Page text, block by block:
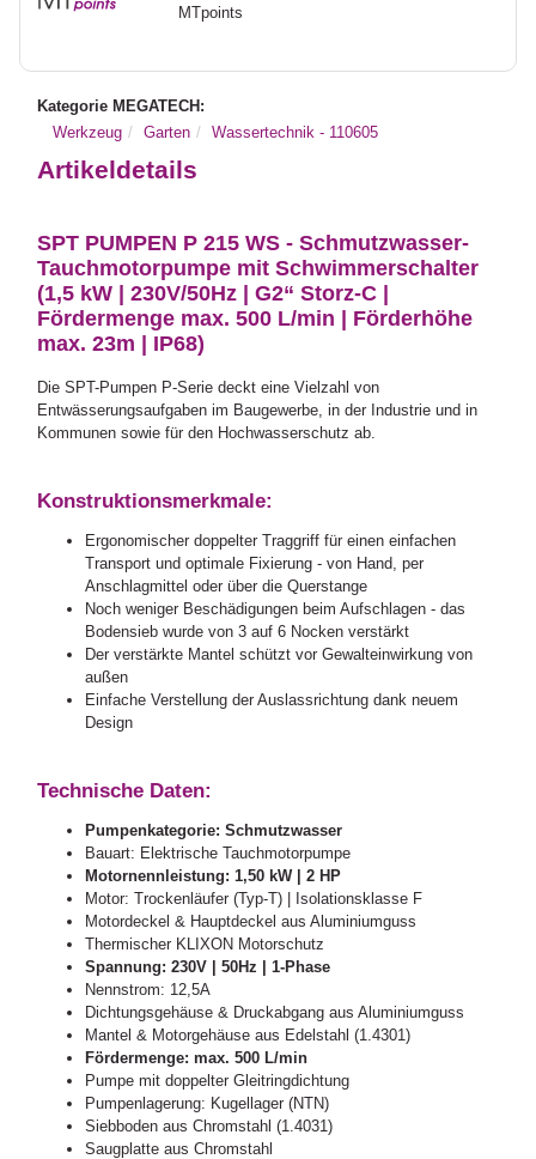
MTpoints
Kategorie MEGATECH:
Werkzeug
Garten Wassertechnik - 110605
Artikeldetails
SPT PUMPEN P 215 WS - Schmutzwasser-
Tauchmotorpumpe mit Schwimmerschalter
(1,5 kW | 230V/50Hz | G2“ Storz-C |
Fördermenge max. 500 L/min | Förderhöhe
max. 23m | IP68)
Die SPT-Pumpen P-Serie deckt eine Vielzahl von
Entwässerungsaufgaben im Baugewerbe, in der Industrie und in
Kommunen sowie für den Hochwasserschutz ab.
Konstruktionsmerkmale:
Ergonomischer doppelter Traggriff für einen einfachen
Transport und optimale Fixierung - von Hand, per
Anschlagmittel oder über die Querstange
Noch weniger Beschädigungen beim Aufschlagen - das
Bodensieb wurde von 3 auf 6 Nocken verstärkt
Der verstärkte Mantel schützt vor Gewalteinwirkung von
außen
Einfache Verstellung der Auslassrichtung dank neuem
Design
Technische Daten:
Pumpenkategorie: Schmutzwasser
Bauart: Elektrische Tauchmotorpumpe
Motornennleistung: 1,50 kW | 2 HP
Motor: Trockenläufer (Typ-T) | Isolationsklasse F
Motordeckel & Hauptdeckel aus Aluminiumguss
Thermischer KLIXON Motorschutz
Spannung: 230V | 50Hz | 1-Phase
Nennstrom: 12,5A
Dichtungsgehäuse & Druckabgang aus Aluminiumguss
Mantel & Motorgehäuse aus Edelstahl (1.4301)
Fördermenge: max. 500 L/min
Pumpe mit doppelter Gleitringdichtung
Pumpenlagerung: Kugellager (NTN)
Siebboden aus Chromstahl (1.4031)
Saugplatte aus Chromstahl